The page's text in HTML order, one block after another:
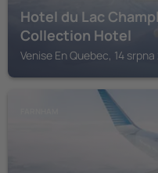
Hotel du Lac
Collection Hotel
Venise En Quebec, 14